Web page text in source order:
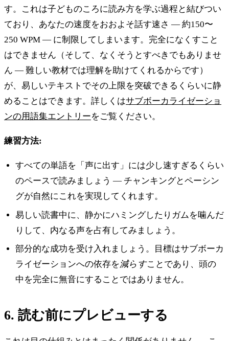
す。これは子どものころに読み方を学ぶ過程と結びつい
ており、あなたの速度をおおよそ話す速さ — 約150〜
250 WPM — に制限してしまいます。完全になくすこと
はできません（そして、なくそうとすべきでもありませ
ん — 難しい教材では理解を助けてくれるからです）
が、易しいテキストでその上限を突破できるくらいに静
めることはできます。詳しくはサブボーカライゼーショ
ンの用語集エントリーをご覧ください。
練習方法:
すべての単語を「声に出す」には少し速すぎるくらい
のペースで読みましょう — チャンキングとペーシン
グが自然にこれを実現してくれます。
易しい読書中に、静かにハミングしたりガムを噛んだ
りして、内なる声を占有してみましょう。
部分的な成功を受け入れましょう。目標はサブボーカ
ライゼーションへの依存を減らすことであり、頭の
中を完全に無音にすることではありません。
6. 読む前にプレビューする